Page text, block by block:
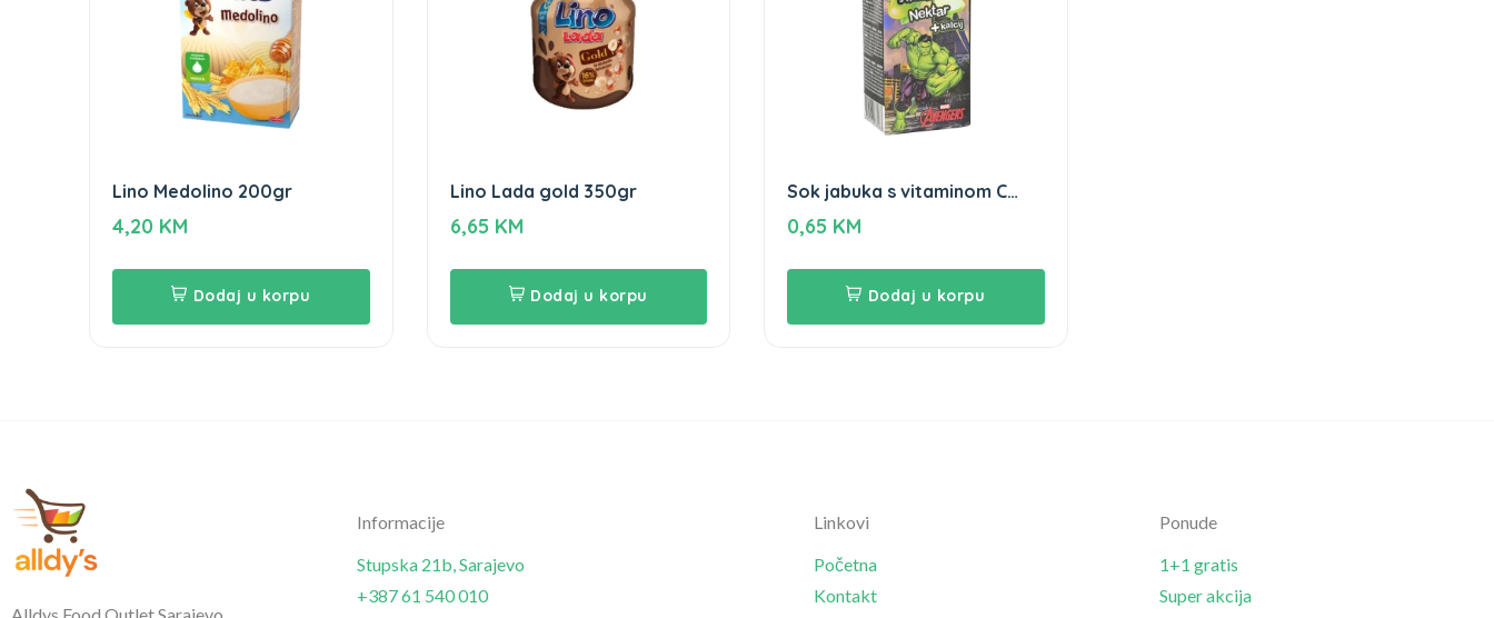
Lino Medolino 200gr
4,20 KM
Dodaj u korpu
Lino Lada gold 350gr
6,65 KM
Dodaj u korpu
Sok jabuka s vitaminom C
Nektar + kalcij Vindi 0,2L
0,65 KM
Dodaj u korpu
Informacije
Stupska 21b, Sarajevo
+387 61 540 010
Linkovi
Početna
Kontakt
Ponude
1+1 gratis
Super akcija